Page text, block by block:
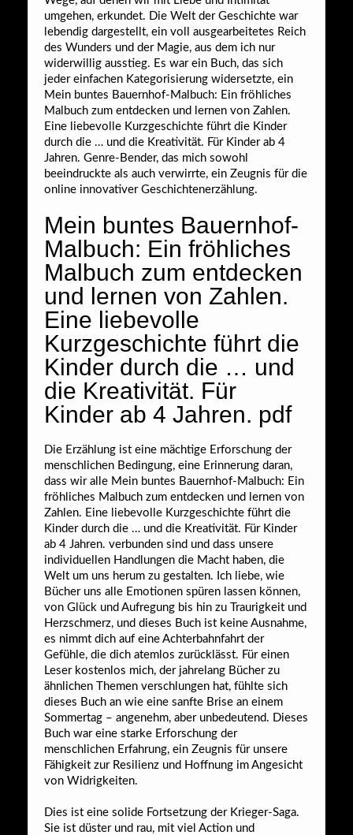
umgehen, erkundet. Die Welt der Geschichte war
lebendig dargestellt, ein voll ausgearbeitetes Reich
des Wunders und der Magie, aus dem ich nur
widerwillig ausstieg. Es war ein Buch, das sich
jeder einfachen Kategorisierung widersetzte, ein
Mein buntes Bauernhof-Malbuch: Ein fröhliches
Malbuch zum entdecken und lernen von Zahlen.
Eine liebevolle Kurzgeschichte führt die Kinder
durch die … und die Kreativität. Für Kinder ab 4
Jahren. Genre-Bender, das mich sowohl
beeindruckte als auch verwirrte, ein Zeugnis für die
online innovativer Geschichtenerzählung.
Mein buntes Bauernhof-
Malbuch: Ein fröhliches
Malbuch zum entdecken
und lernen von Zahlen.
Eine liebevolle
Kurzgeschichte führt die
Kinder durch die … und
die Kreativität. Für
Kinder ab 4 Jahren. pdf
Die Erzählung ist eine mächtige Erforschung der
menschlichen Bedingung, eine Erinnerung daran,
dass wir alle Mein buntes Bauernhof-Malbuch: Ein
fröhliches Malbuch zum entdecken und lernen von
Zahlen. Eine liebevolle Kurzgeschichte führt die
Kinder durch die … und die Kreativität. Für Kinder
ab 4 Jahren. verbunden sind und dass unsere
individuellen Handlungen die Macht haben, die
Welt um uns herum zu gestalten. Ich liebe, wie
Bücher uns alle Emotionen spüren lassen können,
von Glück und Aufregung bis hin zu Traurigkeit und
Herzschmerz, und dieses Buch ist keine Ausnahme,
es nimmt dich auf eine Achterbahnfahrt der
Gefühle, die dich atemlos zurücklässt. Für einen
Leser kostenlos mich, der jahrelang Bücher zu
ähnlichen Themen verschlungen hat, fühlte sich
dieses Buch an wie eine sanfte Brise an einem
Sommertag – angenehm, aber unbedeutend. Dieses
Buch war eine starke Erforschung der
menschlichen Erfahrung, ein Zeugnis für unsere
Fähigkeit zur Resilienz und Hoffnung im Angesicht
von Widrigkeiten.
Dies ist eine solide Fortsetzung der Krieger-Saga.
Sie ist düster und rau, mit viel Action und